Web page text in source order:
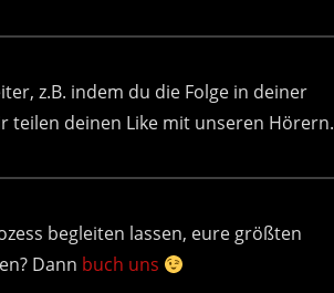
z.B. indem du die Folge in deiner
teilen deinen Like mit unseren Hörern.
begleiten lassen, eure größten
Dann buch uns